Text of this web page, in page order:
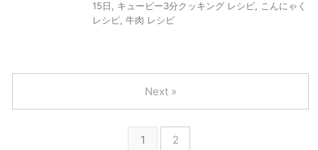
15日
キューピー3分クッキング レシピ
こんにゃく
レシピ 牛肉 レシピ
1 2
Next »